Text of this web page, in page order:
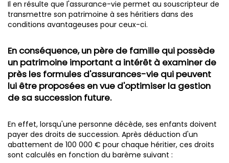
Il en résulte que l'assurance-vie permet au souscripteur de
transmettre son patrimoine à ses héritiers dans des
conditions avantageuses pour ceux-ci.
En conséquence, un père de famille qui possède
un patrimoine important a intérêt à examiner de
près les formules d'assurances-vie qui peuvent
lui être proposées en vue d'optimiser la gestion
de sa succession future.
En effet, lorsqu'une personne décède, ses enfants doivent
payer des droits de succession. Après déduction d'un
abattement de 100 000 € pour chaque héritier, ces droits
sont calculés en fonction du barème suivant :